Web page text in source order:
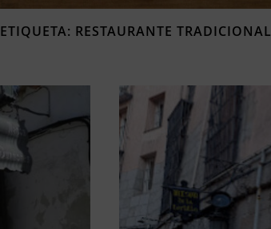
ETIQUETA: RESTAURANTE TRADICIONAL